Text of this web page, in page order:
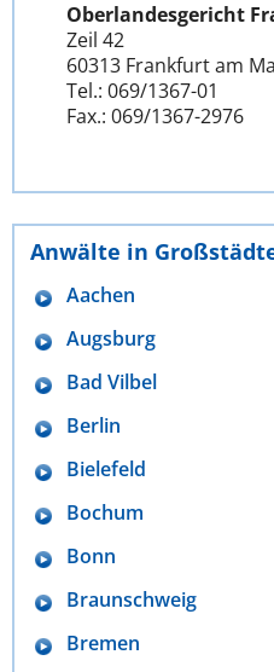
Oberlandesgericht
Zeil 42
60313 Frankfurt am
Tel.: 069/1367-01
Fax.: 069/1367-2976
Anwälte in
Aachen
Augsburg
Bad Vilbel
Berlin
Bielefeld
Bochum
Bonn
Braunschweig
Bremen